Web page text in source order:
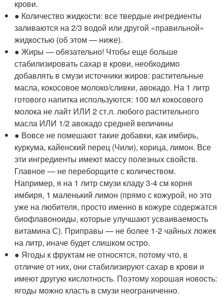
крови.
● Количество жидкости: все твердые ингредиенты
заливаются на 2/3 водой или другой «правильной»
жидкостью (об этом — ниже).
● Жиры — обязательно! Чтобы еще больше
стабилизировать сахар в крови, необходимо
добавлять в смузи источники жиров: растительные
масла, кокосовое молоко/сливки, авокадо. На 1 литр
готового напитка используются: 100 мл кокосового
молока не лайт ИЛИ 2 ст.л. любого растительного
масла ИЛИ 1/2 авокадо средней величины
● Вовсе не помешают такие добавки, как имбирь,
куркума, кайенский перец (Чили), корица, лимон. Все
эти ингредиенты имеют массу полезных свойств.
Главное — не переборщите с количеством.
Например, я на 1 литр смузи кладу 3-4 см корня
имбиря, 1 маленький лимон (прямо с кожурой, но это
уже на любителя, просто именно в кожуре содержатся
биофлавоноиды, которые улучшают усваиваемость
витамина С). Приправы — не более 1-2 чайных ложек
на литр, иначе будет слишком остро.
● Ягоды к фруктам не относятся, потому что, в
отличие от них, они стабилизируют сахар в крови и
имеют другую кислотность. Поэтому хорошая новость:
ягоды можно класть в смузи неограниченно.